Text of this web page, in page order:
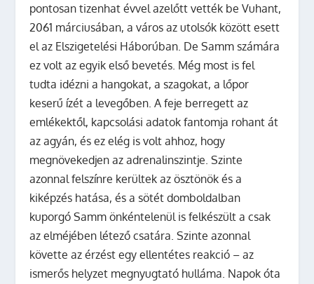
pontosan tizenhat évvel azelőtt vették be Vuhant,
2061 márciusában, a város az utolsók között esett
el az Elszigetelési Háborúban. De Samm számára
ez volt az egyik első bevetés. Még most is fel
tudta idézni a hangokat, a szagokat, a lőpor
keserű ízét a levegőben. A feje berregett az
emlékektől, kapcsolási adatok fantomja rohant át
az agyán, és ez elég is volt ahhoz, hogy
megnövekedjen az adrenalinszintje. Szinte
azonnal felszínre kerültek az ösztönök és a
kiképzés hatása, és a sötét domboldalban
kuporgó Samm önkéntelenül is felkészült a csak
az elméjében létező csatára. Szinte azonnal
követte az érzést egy ellentétes reakció – az
ismerős helyzet megnyugtató hulláma. Napok óta